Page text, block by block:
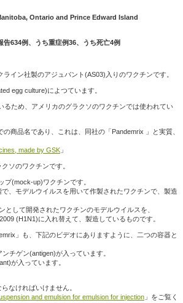
Ontario and Prince Edward Island
634例、うち重症例36、うち死亡4例
イン社製のアジュバント(AS03)入りのワクチンです。
egg culture)によつています。
るため、アメリカのグラクソのワクチンでは使われてい
商品名であり、これは、同社の「Pandemrix 」と実質、
made by GSK 」
ソのワクチンです。
プ(mock-up)ワクチンです。
、モデルウイルスを用いて作製されたワクチンで、製造
して開発されたワクチンのモデルウイルスを、
(H1N1)に入れ替えて、製造しているものです。
」も、下記のビデオにありますように、二つの容器と
チゲン(antigen)が入っています。
が入っています。
なければいけません。
and emulsion for emulsion for injection 」をご覧く